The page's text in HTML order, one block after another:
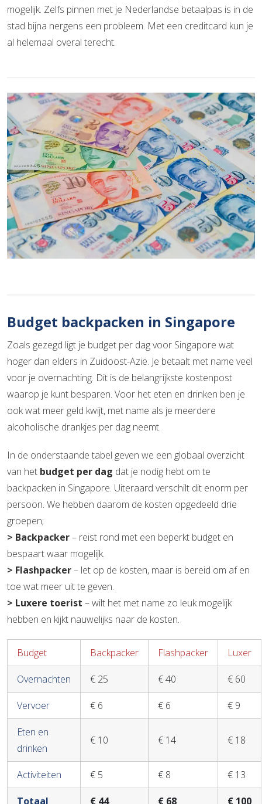
mogelijk. Zelfs pinnen met je Nederlandse betaalpas is in de
stad bijna nergens een probleem. Met een creditcard kun je
al helemaal overal terecht.
Budget backpacken in Singapore
Zoals gezegd ligt je budget per dag voor Singapore wat
hoger dan elders in Zuidoost-Azië. Je betaalt met name veel
voor je overnachting. Dit is de belangrijkste kostenpost
waarop je kunt besparen. Voor het eten en drinken ben je
ook wat meer geld kwijt, met name als je meerdere
alcoholische drankjes per dag neemt.
In de onderstaande tabel geven we een globaal overzicht
van het budget per dag dat je nodig hebt om te
backpacken in Singapore. Uiteraard verschilt dit enorm per
persoon. We hebben daarom de kosten opgedeeld drie
groepen;
> Backpacker– reist rond met een beperkt budget en
bespaart waar mogelijk.
> Flashpacker– let op de kosten, maar is bereid om af en
toe wat meer uit te geven.
> Luxere toerist – wilt het met name zo leuk mogelijk
hebben en kijkt nauwelijks naar de kosten.
Budget Backpacker Flashpacker Luxer
Overnachten € 25 € 40 € 60
Vervoer € 6 € 6 € 9
Eten en
drinken
€ 10 € 14 € 18
Activiteiten € 5 € 8 € 13
Totaal € 44 € 68 € 100